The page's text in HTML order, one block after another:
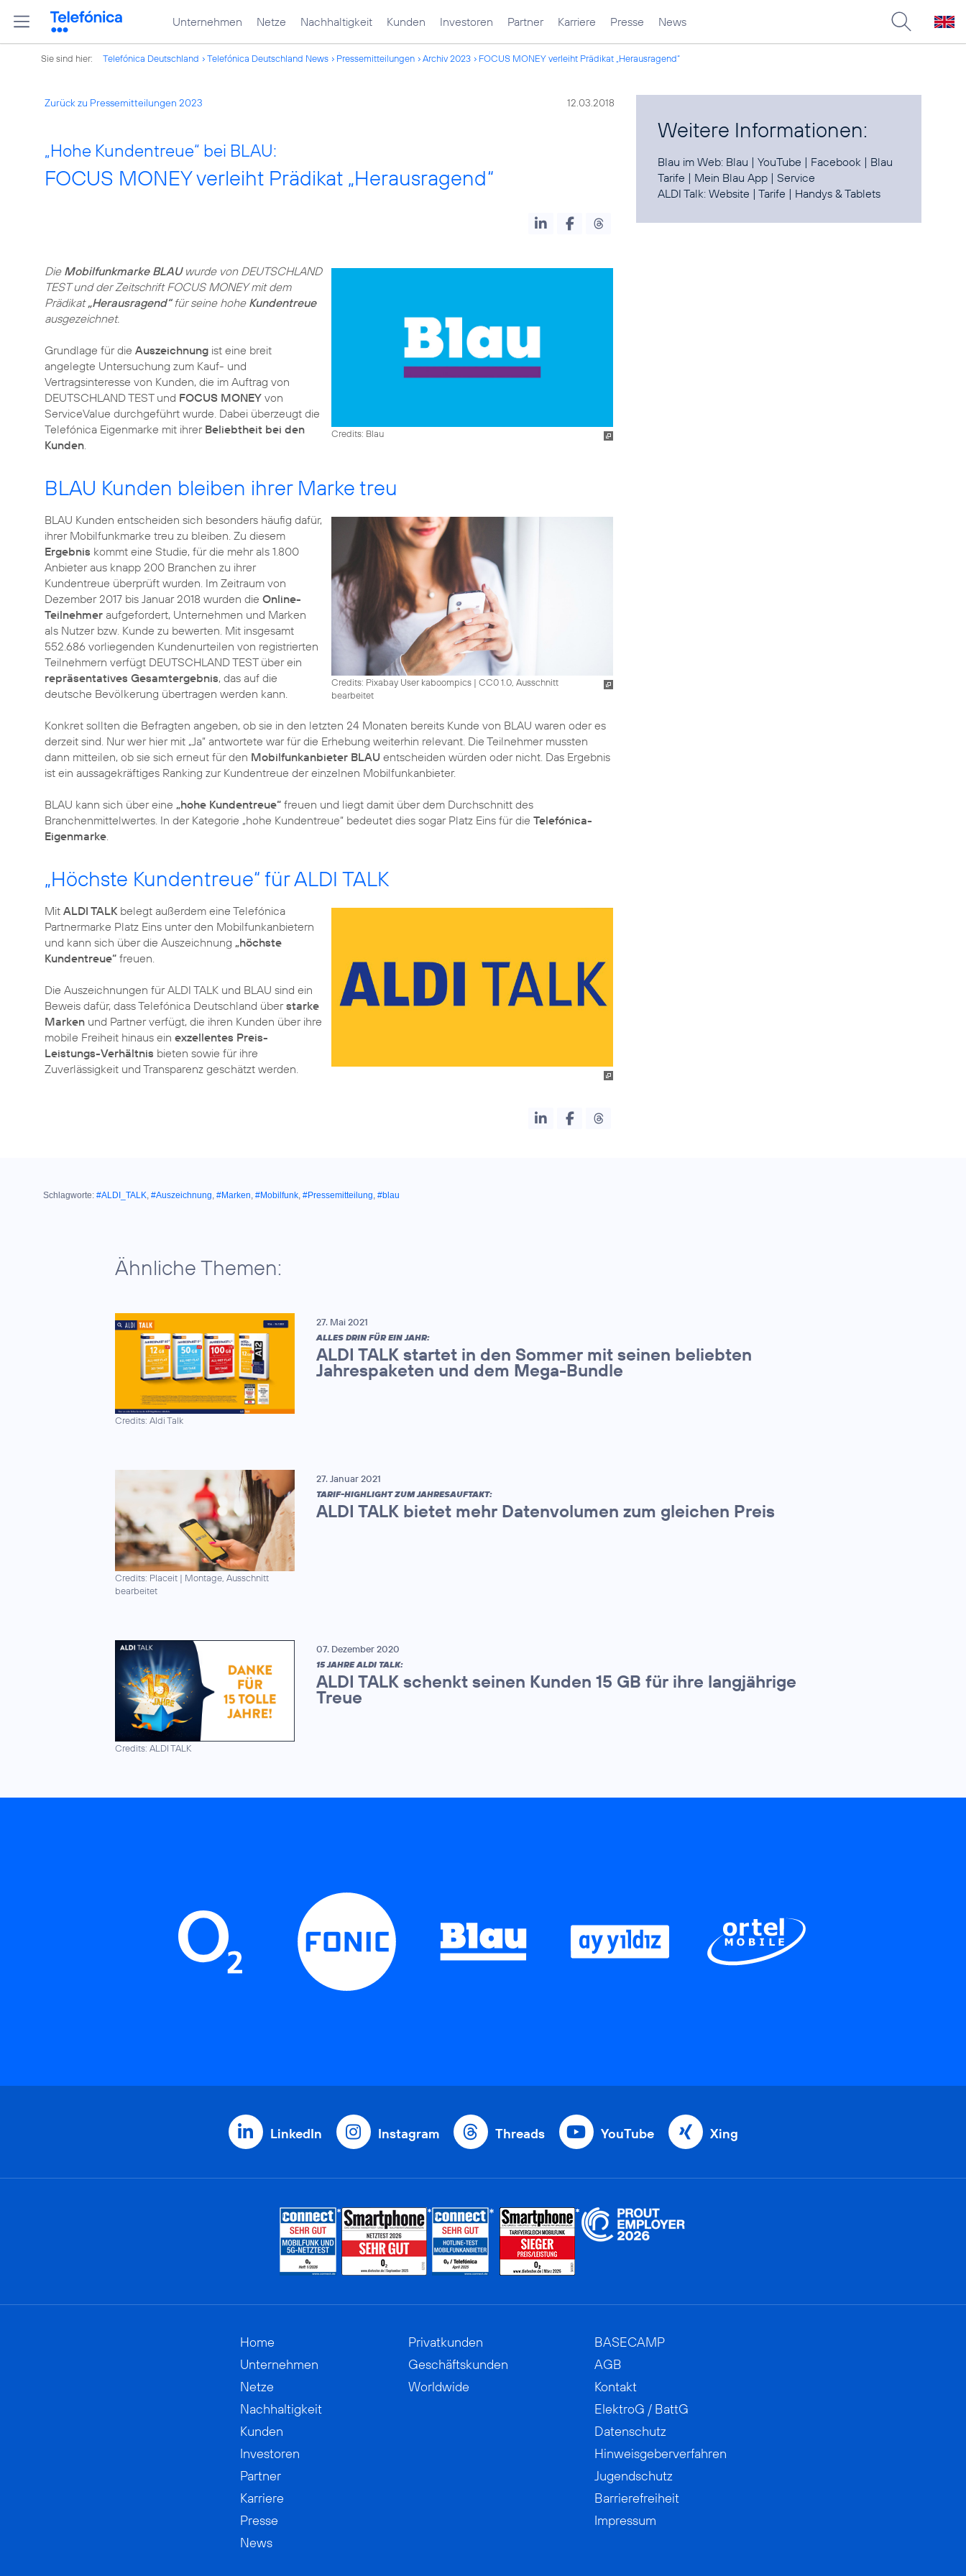
Unternehmen Netze Nachhaltigkeit Kunden Investoren Partner Karriere Presse News
Sie sind hier: Telefónica Deutschland Telefónica Deutschland News Pressemitteilungen Archiv 2023 FOCUS MONEY verleiht Prädikat „Herausragend“
Zurück zu Pressemitteilungen 2023 12.03.2018
„Hohe Kundentreue“ bei BLAU:
FOCUS MONEY verleiht Prädikat „Herausragend“
Credits: Blau
Die Mobilfunkmarke BLAUwurde von DEUTSCHLAND
TEST und der Zeitschrift FOCUS MONEY mit dem
Prädikat„Herausragend“für seine hohe Kundentreue
ausgezeichnet.
Grundlage für die Auszeichnung ist eine breit
angelegte Untersuchung zum Kauf- und
Vertragsinteresse von Kunden, die im Auftrag von
DEUTSCHLAND TEST und FOCUS MONEY von
ServiceValue durchgeführt wurde. Dabei überzeugt die
Telefónica Eigenmarke mit ihrer Beliebtheit bei den
Kunden.
BLAU Kunden bleiben ihrer Marke treu
Credits: Pixabay User kaboompics| CC0 1.0, Ausschnitt
bearbeitet
BLAU Kunden entscheiden sich besonders häufig dafür,
ihrer Mobilfunkmarke treu zu bleiben. Zu diesem
Ergebnis kommt eine Studie, für die mehr als 1.800
Anbieter aus knapp 200 Branchen zu ihrer
Kundentreue überprüft wurden. Im Zeitraum von
Dezember 2017 bis Januar 2018 wurden die Online-
Teilnehmer aufgefordert, Unternehmen und Marken
als Nutzer bzw. Kunde zu bewerten. Mit insgesamt
552.686 vorliegenden Kundenurteilen von registrierten
Teilnehmern verfügt DEUTSCHLAND TEST über ein
repräsentatives Gesamtergebnis, das auf die
deutsche Bevölkerung übertragen werden kann.
Konkret sollten die Befragten angeben, ob sie in den letzten 24 Monaten bereits Kunde von BLAU waren oder es
derzeit sind. Nur wer hier mit „Ja“ antwortete war für die Erhebung weiterhin relevant. Die Teilnehmer mussten
dann mitteilen, ob sie sich erneut für den Mobilfunkanbieter BLAU entscheiden würden oder nicht. Das Ergebnis
ist ein aussagekräftiges Ranking zur Kundentreue der einzelnen Mobilfunkanbieter.
BLAU kann sich über eine „hohe Kundentreue“ freuen und liegt damit über dem Durchschnitt des
Branchenmittelwertes. In der Kategorie „hohe Kundentreue“ bedeutet dies sogar Platz Eins für die Telefónica-
Eigenmarke.
„Höchste Kundentreue“ für ALDI TALK
Mit ALDI TALKbelegt außerdem eine Telefónica
Partnermarke Platz Eins unter den Mobilfunkanbietern
und kann sich über die Auszeichnung „höchste
Kundentreue“ freuen.
Die Auszeichnungen für ALDI TALK und BLAU sind ein
Beweis dafür, dass Telefónica Deutschland überstarke
Marken und Partner verfügt, die ihren Kunden über ihre
mobile Freiheit hinaus ein exzellentes Preis-
Leistungs-Verhältnis bieten sowie für ihre
Zuverlässigkeit und Transparenz geschätzt werden.
Weitere Informationen:
Blau im Web: Blau |YouTube | Facebook | Blau
Tarife | Mein Blau App |Service
ALDI Talk:Website |Tarife | Handys & Tablets
Schlagworte: #ALDI_TALK, #Auszeichnung, #Marken, #Mobilfunk, #Pressemitteilung, #blau
Ähnliche Themen:
Credits: Aldi Talk
27. Mai 2021
ALLES DRIN FÜR EIN JAHR:
ALDI TALK startet in den Sommer mit seinen beliebten
Jahrespaketen und dem Mega-Bundle
Credits: Placeit | Montage, Ausschnitt
bearbeitet
27. Januar 2021
TARIF-HIGHLIGHT ZUM JAHRESAUFTAKT:
ALDI TALK bietet mehr Datenvolumen zum gleichen Preis
Credits: ALDI TALK
07. Dezember 2020
15 JAHRE ALDI TALK:
ALDI TALK schenkt seinen Kunden 15 GB für ihre langjährige
Treue
LinkedIn Instagram Threads YouTube Xing
Home
Unternehmen
Netze
Nachhaltigkeit
Kunden
Investoren
Partner
Karriere
Presse
News
Privatkunden
Geschäftskunden
Worldwide
BASECAMP
AGB
Kontakt
ElektroG / BattG
Datenschutz
Hinweisgeberverfahren
Jugendschutz
Barrierefreiheit
Impressum